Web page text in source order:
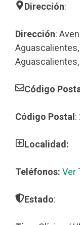
Dirección:
Dirección:
Código
Código Postal :
Localidad:
Teléfonos: Ver
Estado: